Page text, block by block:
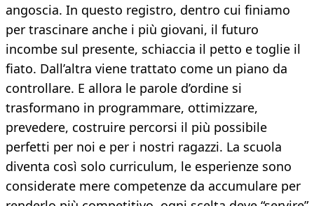
angoscia. In questo registro, dentro cui finiamo
per trascinare anche i più giovani, il futuro
incombe sul presente, schiaccia il petto e toglie il
fiato. Dall’altra viene trattato come un piano da
controllare. E allora le parole d’ordine si
trasformano in programmare, ottimizzare,
prevedere, costruire percorsi il più possibile
perfetti per noi e per i nostri ragazzi. La scuola
diventa così solo curriculum, le esperienze sono
considerate mere competenze da accumulare per